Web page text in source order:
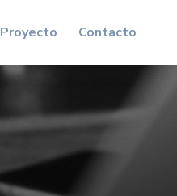
Proyecto Contacto